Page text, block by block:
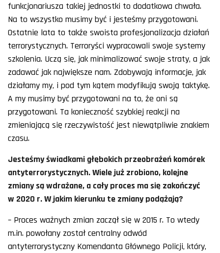
funkcjonariusza takiej jednostki to dodatkowa chwała.
Na to wszystko musimy być i jesteśmy przygotowani.
Ostatnie lata to także swoista profesjonalizacja działań
terrorystycznych. Terroryści wypracowali swoje systemy
szkolenia. Uczą się, jak minimalizować swoje straty, a jak
zadawać jak największe nam. Zdobywają informacje, jak
działamy my, i pod tym kątem modyfikują swoją taktykę.
A my musimy być przygotowani na to, że oni są
przygotowani. Ta konieczność szybkiej reakcji na
zmieniającą się rzeczywistość jest niewątpliwie znakiem
czasu.
Jesteśmy świadkami głębokich przeobrażeń komórek
antyterrorystycznych. Wiele już zrobiono, kolejne
zmiany są wdrażane, a cały proces ma się zakończyć
w 2020 r. W jakim kierunku te zmiany podążają?
– Proces ważnych zmian zaczął się w 2015 r. To wtedy
m.in. powołany został centralny odwód
antyterrorystyczny Komendanta Głównego Policji, który,